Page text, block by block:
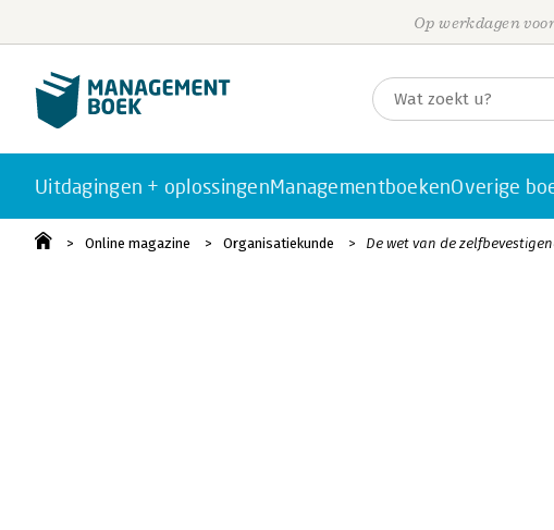
Op werkdagen
Uitdagingen + oplossingenManagementboekenOverige
Online magazine Organisatiekunde De wet van de